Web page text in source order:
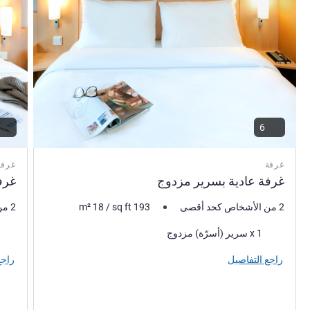
غرفة
غرفة عادية بسرير مزدوج
2 من الأشخاص كحد أقصى m² 18 /sq ft 193
فرش السرير
1 x سرير (أسرّة) مزدوج
راجع التفاصيل
2 من الأشخاص كحد أقصى